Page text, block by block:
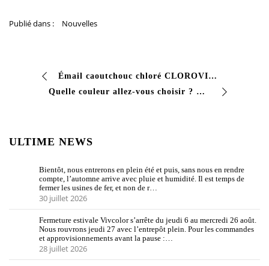
Publié dans : Nouvelles
Émail caoutchouc chloré CLOROVIV pour piscines #Peinture de finition à séchage rapide avec une excellente résistance : à l’eau aux acides aux alcools alcalins…
Quelle couleur allez-vous choisir ? On vous attend sur notre site #vivcolor #vernici #dreamitpaintit
ULTIME NEWS
Bientôt, nous entrerons en plein été et puis, sans nous en rendre
compte, l’automne arrive avec pluie et humidité. Il est temps de
fermer les usines de fer, et non de r…
30 juillet 2026
Fermeture estivale Vivcolor s’arrête du jeudi 6 au mercredi 26 août.
Nous rouvrons jeudi 27 avec l’entrepôt plein. Pour les commandes
et approvisionnements avant la pause :…
28 juillet 2026